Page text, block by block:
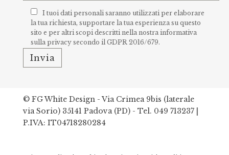
I tuoi dati personali saranno utilizzati per elaborare
la tua richiesta, supportare la tua esperienza su questo
sito e per altri scopi descritti nella nostra informativa
sulla privacysecondo il GDPR 2016/679.
© FG White Design - Via Crimea 9bis (laterale
via Sorio) 35141 Padova (PD) - Tel. 049 713237|
P.IVA: IT04718280284